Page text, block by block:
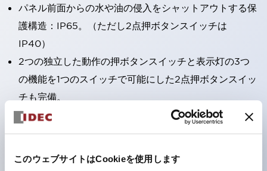
このウェブサイトはCookieを使用します
パネル前面からの水や油の侵入をシャットアウトする保
護構造：IP65。（ただし2点押ボタンスイッチは
IP40）
2つの独立した動作の押ボタンスイッチと表示灯の3つ
の機能を1つのスイッチで可能にした2点押ボタンスイッ
チも完備。
ワールドワイドなニーズに対応する各種電圧を完備。
1つで6色の役をこなすLED球（LSRD球）。これまで色